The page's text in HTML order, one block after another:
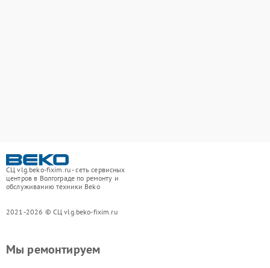
СЦ vlg.beko-fixim.ru - сеть сервисных
центров в Волгограде по ремонту и
обслуживанию техники Beko
2021-2026 © СЦ vlg.beko-fixim.ru
Мы ремонтируем